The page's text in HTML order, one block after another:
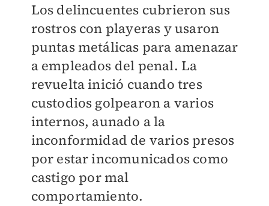
Los delincuentes cubrieron sus
rostros con playeras y usaron
puntas metálicas para amenazar
a empleados del penal. La
revuelta inició cuando tres
custodios golpearon a varios
internos, aunado a la
inconformidad de varios presos
por estar incomunicados como
castigo por mal
comportamiento.